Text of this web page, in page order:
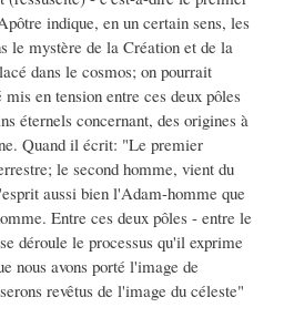
indique, en un certain sens, les
le mystère de la Création et de la
dans le cosmos; on pourrait
en tension entre ces deux pôles
éternels concernant, des origines à
Quand il écrit: "Le premier
le second homme, vient du
aussi bien l'Adam-homme que
Entre ces deux pôles - entre le
déroule le processus qu'il exprime
nous avons porté l'image de
revêtus de l'image du céleste"